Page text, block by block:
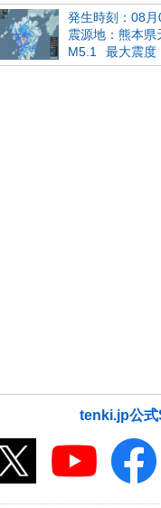
発生時刻：08
震源地：熊本
M5.1
最大震度
tenki.jp公式